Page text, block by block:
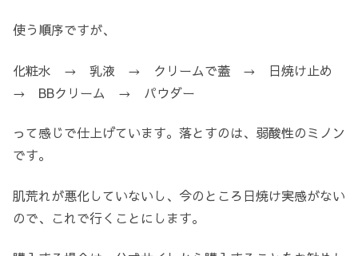
使う順序ですが、
化粧水 → 乳液 → クリームで蓋 → 日焼け止め
→ BBクリーム → パウダー
って感じで仕上げています。落とすのは、弱酸性のミノン
です。
肌荒れが悪化していないし、今のところ日焼け実感がない
ので、これで行くことにします。